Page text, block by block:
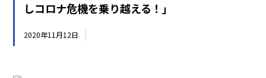
しコロナ危機を乗り越える！」
2020年11月12日